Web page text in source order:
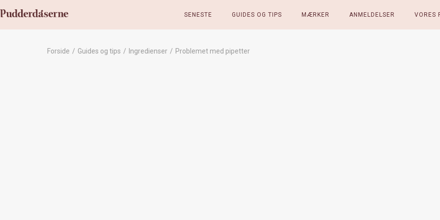
SENESTE GUIDES OG TIPS MÆRKER ANMELDELSER VORES
Forside / Guides og tips / Ingredienser / Problemet med pipetter